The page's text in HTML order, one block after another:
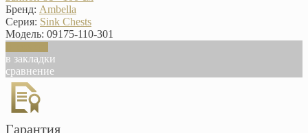
Бренд: Ambella
Серия: Sink Chests
Модель: 09175-110-301
в закладки
сравнение
Гарантия